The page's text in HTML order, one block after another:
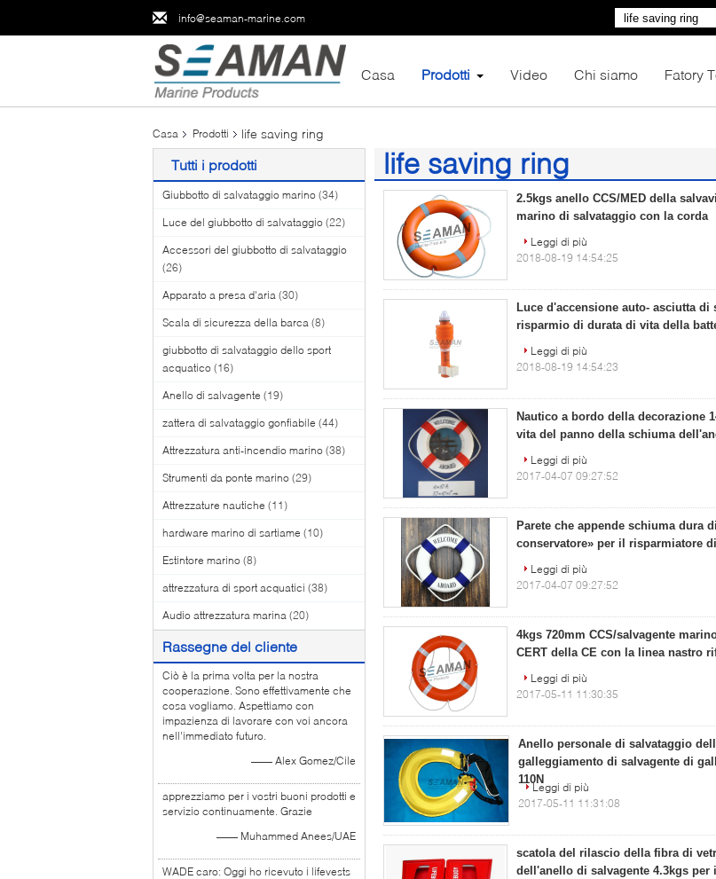
info@seaman-marine.com
Casa Prodotti Video Chi siamo Fatory
Casa Prodotti life saving ring
Tutti i prodotti
Giubbotto di salvataggio marino (34)
Luce del giubbotto di salvataggio (22)
Accessori del giubbotto di salvataggio
(26)
Apparato a presa d'aria (30)
Scala di sicurezza della barca (8)
giubbotto di salvataggio dello sport
acquatico (16)
Anello di salvagente (19)
zattera di salvataggio gonfiabile (44)
Attrezzatura anti-incendio marino (38)
Strumenti da ponte marino (29)
Attrezzature nautiche (11)
hardware marino di sartiame (10)
Estintore marino (8)
attrezzatura di sport acquatici (38)
Audio attrezzatura marina (20)
Rassegne del cliente
Ciò è la prima volta per la nostra
cooperazione. Sono effettivamente che
cosa vogliamo. Aspettiamo con
impazienza di lavorare con voi ancora
nell'immediato futuro.
—— Alex Gomez/Cile
apprezziamo per i vostri buoni prodotti e
servizio continuamente. Grazie
—— Muhammed Anees/UAE
WADE caro: Oggi ho ricevuto i lifevests
life saving ring
(15)
2.5kgs anello CCS/MED della
marino di salvataggio con la corda
Leggi di più
2018-08-19 14:54:25
Luce d'accensione auto- asciutta
risparmio di durata di vita della
Leggi di più
2018-08-19 14:54:23
Nautico a bordo della decorazione
vita del panno della schiuma
Leggi di più
2017-04-07 09:27:52
Parete che appende schiuma dura
conservatore» per il risparmiatore
Leggi di più
2017-04-07 09:27:52
4kgs 720mm CCS/salvagente
CERT della CE con la linea nastro
Leggi di più
2017-05-11 11:30:35
Anello personale di salvataggio
galleggiamento di salvagente di
110N
Leggi di più
2017-05-11 11:31:08
scatola del rilascio della fibra di
dell'anello di salvagente 4.3kgs per